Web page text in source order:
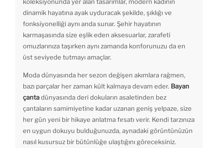
koleksiyonunda yer alan tasarımlar, modern kadının
dinamik hayatına ayak uyduracak şekilde, şıklığı ve
fonksiyonelliği aynı anda sunar. Şehir hayatının
karmaşasında size eşlik eden aksesuarlar, zarafeti
omuzlarınıza taşırken aynı zamanda konforunuzu da en
üst seviyede tutmayı amaçlar.
Moda dünyasında her sezon değişen akımlara rağmen,
bazı parçalar her zaman kült kalmaya devam eder. Bayan
çantadünyasında deri dokuların asaletinden bez
çantaların samimiyetine kadar uzanan geniş yelpaze, size
her gün yeni bir hikaye anlatma fırsatı verir. Kendi tarzınıza
en uygun dokuyu bulduğunuzda, aynadaki görüntünüzün
nasıl kusursuz bir bütünlüğe ulaştığını göreceksiniz.